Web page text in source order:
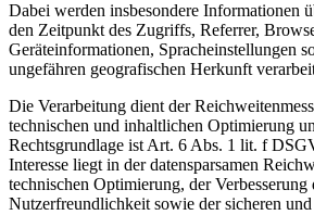
Dabei werden insbesondere Informationen
den Zeitpunkt des Zugriffs, Referrer,
Geräteinformationen, Spracheinstellungen
ungefähren geografischen Herkunft
Die Verarbeitung dient der
technischen und inhaltlichen Optimierung
Rechtsgrundlage ist Art. 6 Abs. 1 lit. f
Interesse liegt in der datensparsamen
technischen Optimierung, der Verbesserung
Nutzerfreundlichkeit sowie der sicheren